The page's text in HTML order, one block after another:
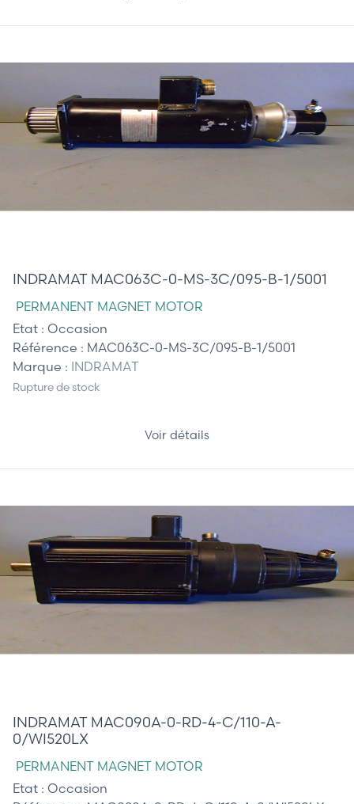
INDRAMAT MAC063C-0-MS-3C/095-B-1/5001
PERMANENT MAGNET MOTOR
Etat : Occasion
Référence : MAC063C-0-MS-3C/095-B-1/5001
Marque : INDRAMAT
Rupture de stock
Voir détails
INDRAMAT MAC090A-0-RD-4-C/110-A-
0/WI520LX
PERMANENT MAGNET MOTOR
Etat : Occasion